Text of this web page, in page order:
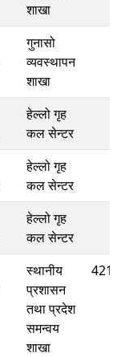
शाखा
गुनासो
व्यवस्थापन
शाखा
हेल्लो गृह
कल सेन्टर
हेल्लो गृह
कल सेन्टर
हेल्लो गृह
कल सेन्टर
स्थानीय
प्रशासन
तथा प्रदेश
समन्वय
शाखा